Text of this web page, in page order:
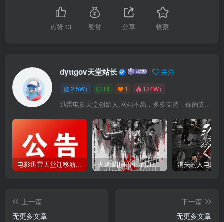
点赞13 赞赏 分享 收藏
dyttgov天堂站长 关注
2.5W+ 18 1 124W+
迅雷电影天堂创始人,网站不易，多多支持，你的支持，是我前进的动力！
电影迅雷天堂迁移新服务器,正常更新，维护完毕! 火遮眼[国语中字].The.Furious.2026.1080p+2160p高清下载
上一篇
无更多文章
下一篇
无更多文章